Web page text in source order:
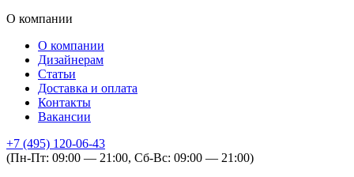
О компании
О компании
Дизайнерам
Статьи
Доставка и оплата
Контакты
Вакансии
+7 (495) 120-06-43
(Пн-Пт: 09:00 — 21:00, Сб-Вс: 09:00 — 21:00)